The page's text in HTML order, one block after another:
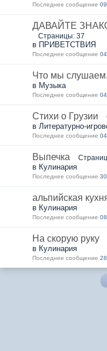
Последнее сообщение
ДАВАЙТЕ
Страницы: 37
в ПРИВЕТСТВИЯ
Последнее сообщение
Что мы слушаем.
в Музыка
Последнее сообщение
Стихи о Грузии
в Литературно-
Последнее сообщение
Выпечка
в Кулинария
Последнее сообщение
альпийская
в Кулинария
Последнее сообщение
На скорую руку
в Кулинария
Последнее сообщение